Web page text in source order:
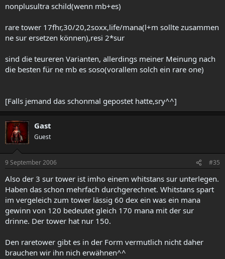
nonplusultra schild(wenn mb+es)
rare tower 17fhr,30/20,2soxx,life/mana(l+m sollte zusammen
ne sur ersetzen können),resi 2*sur
sind die teureren Varianten, allerdings meiner Meinung nach
die besten für ne mb es soso(vorallem solch ein rare one)
[Falls jemand das schonmal gepostet hatte,sry^^]
Gast
Guest
9 September 2006 #35
Also der 3 sur tower ist imho einem whitstans sur unterlegen.
Haben das schon mehrfach durchgerechnet. Whitstans spart
im vergeleich zum tower lässig 60 dex ein was ein mana
gewinn von 120 bedeutet gleich 170 mana mit der sur
drinne. Der tower hat nur 150.
Den raretower gibt es in der Form vermutlich nicht daher
brauchen wir ihn nich erwähnen^^